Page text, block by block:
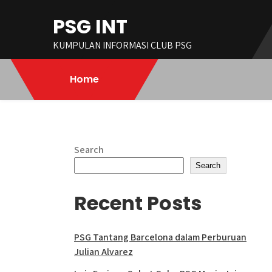
PSG INT
KUMPULAN INFORMASI CLUB PSG
Home
Search
Search
Recent Posts
PSG Tantang Barcelona dalam Perburuan
Julian Alvarez